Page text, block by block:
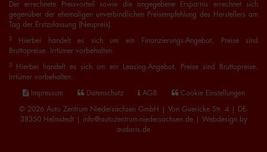
Der errechnete Preisvorteil sowie die angegebene Ersparnis errechnet sich
gegenüber der ehemaligen unverbindlichen Preisempfehlung des Herstellers am
Tag der Erstzulassung (Neupreis).
2
Hierbei handelt es sich um ein Finanzierungs-Angebot. Preise sind
Bruttopreise. Irrtümer vorbehalten.
3
Hierbei handelt es sich um ein Leasing-Angebot. Preise sind Bruttopreise.
Irrtümer vorbehalten.
Impressum Datenschutz AGB Cookie Einstellungen
© 2026 Auto Zentrum Niedersachsen GmbH | Von Guericke Str. 4 | DE-
38350 Helmstedt | info@autozentrum-niedersachsen.de | Webdesign by
audaris.de